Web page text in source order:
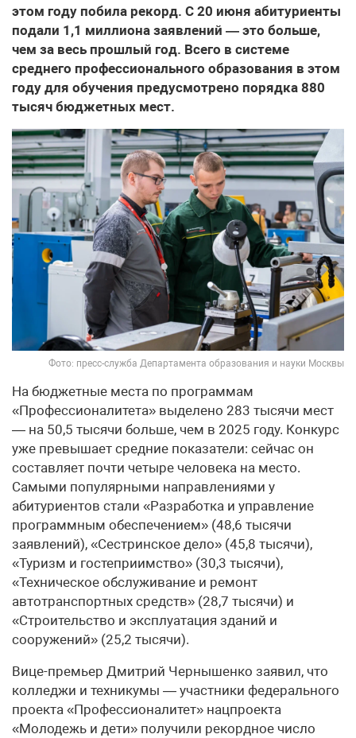
этом году побила рекорд. С 20 июня абитуриенты
подали 1,1 миллиона заявлений — это больше,
чем за весь прошлый год. Всего в системе
среднего профессионального образования в этом
году для обучения предусмотрено порядка 880
тысяч бюджетных мест.
Фото: пресс-служба Департамента образования и науки Москвы
На бюджетные места по программам
«Профессионалитета» выделено 283 тысячи мест
— на 50,5 тысячи больше, чем в 2025 году. Конкурс
уже превышает средние показатели: сейчас он
составляет почти четыре человека на место.
Самыми популярными направлениями у
абитуриентов стали «Разработка и управление
программным обеспечением» (48,6 тысячи
заявлений), «Сестринское дело» (45,8 тысячи),
«Туризм и гостеприимство» (30,3 тысячи),
«Техническое обслуживание и ремонт
автотранспортных средств» (28,7 тысячи) и
«Строительство и эксплуатация зданий и
сооружений» (25,2 тысячи).
Вице-премьер Дмитрий Чернышенко заявил, что
колледжи и техникумы — участники федерального
проекта «Профессионалитет» нацпроекта
«Молодежь и дети» получили рекордное число